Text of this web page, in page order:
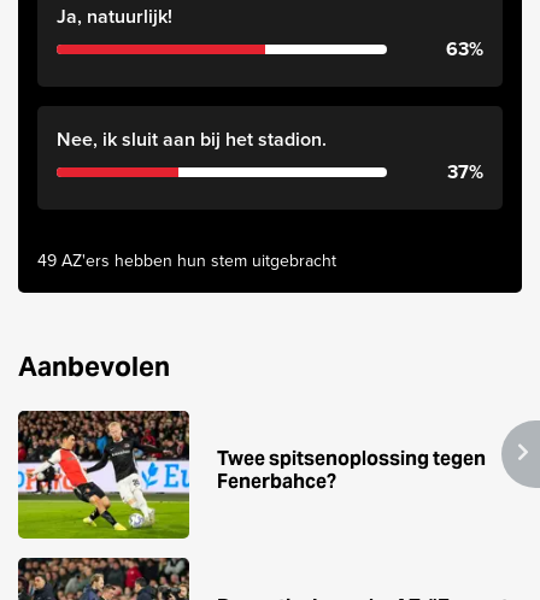
Ja, natuurlijk!
63%
Nee, ik sluit aan bij het stadion.
37%
49 AZ'ers hebben hun stem uitgebracht
Aanbevolen
Twee spitsenoplossing tegen
Fenerbahce?